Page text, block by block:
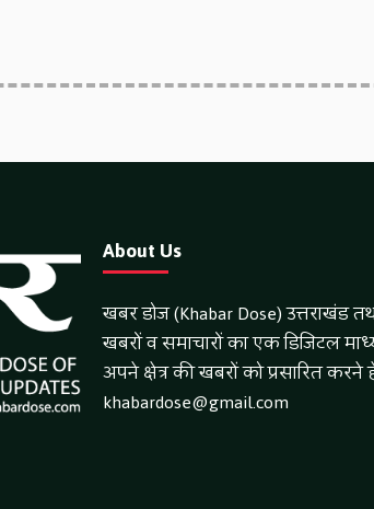
About Us
खबर डोज (Khabar Dose) उत्तराखंड
खबरों व समाचारों का एक डिजिटल
अपने क्षेत्र की खबरों को प्रसारित
khabardose@gmail.com